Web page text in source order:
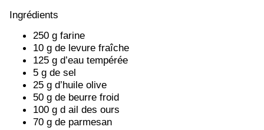
Ingrédients
250 g farine
10 g de levure fraîche
125 g d’eau tempérée
5 g de sel
25 g d’huile olive
50 g de beurre froid
100 g d ail des ours
70 g de parmesan